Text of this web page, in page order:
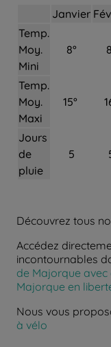
Janvier
Temp.
Moy.
Mini
8°
Temp.
Moy.
Maxi
15°
Jours
de
pluie
5
Découvrez tous
Accédez
incontournables
de Majorque avec
Majorque en
Nous vous
à vélo